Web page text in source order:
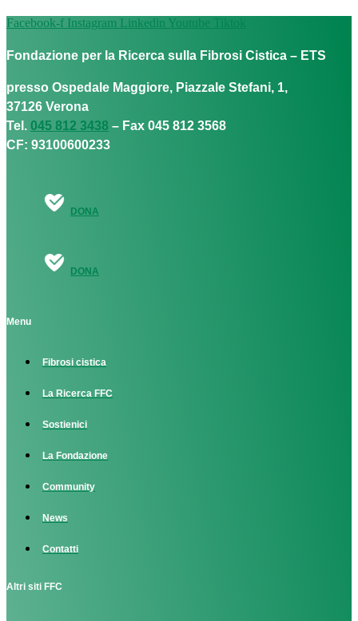
Facebook-f Instagram Linkedin Youtube Tiktok
Fondazione per la Ricerca sulla Fibrosi Cistica – ETS
presso Ospedale Maggiore, Piazzale Stefani, 1,
37126 Verona
Tel. 045 812 3438 – Fax 045 812 3568
CF: 93100600233
DONA
DONA
Menu
Fibrosi cistica
La Ricerca FFC
Sostienici
La Fondazione
Community
News
Contatti
Altri siti FFC